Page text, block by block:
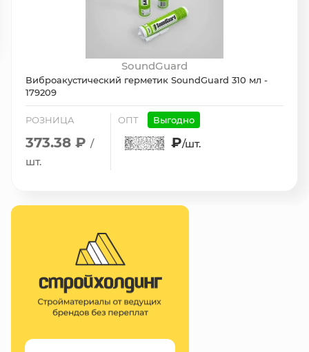
SoundGuard
Виброакустический герметик SoundGuard 310 мл -
179209
РОЗНИЦА
373.38 ₽ /
шт.
ОПТ Выгодно
₽/шт.